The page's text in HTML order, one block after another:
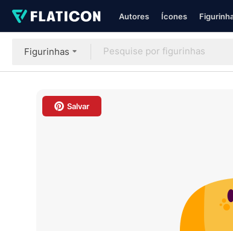
Autores Ícones
Figurinhas
Salvar